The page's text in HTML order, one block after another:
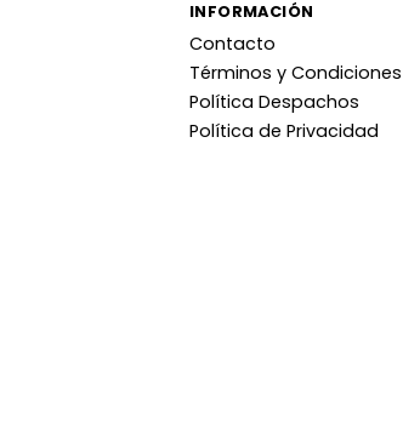
INFORMACIÓN
Contacto
Términos y Condiciones
Política Despachos
Política de Privacidad